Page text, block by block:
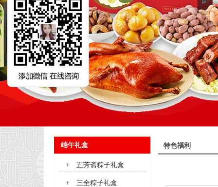
特色福利
端午礼盒
+ 五芳斋粽子礼盒
+ 三全粽子礼盒